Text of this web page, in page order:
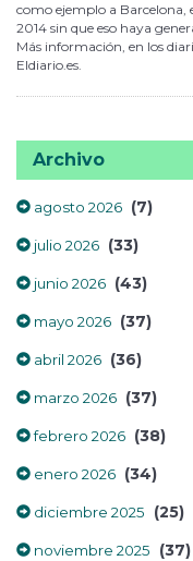
como ejemplo a Barcelona,
2014 sin que eso haya
Más información, en los
Eldiario.es.
Archivo
agosto 2026 (7)
julio 2026 (33)
junio 2026 (43)
mayo 2026 (37)
abril 2026 (36)
marzo 2026 (37)
febrero 2026 (38)
enero 2026 (34)
diciembre 2025 (25)
noviembre 2025 (37)